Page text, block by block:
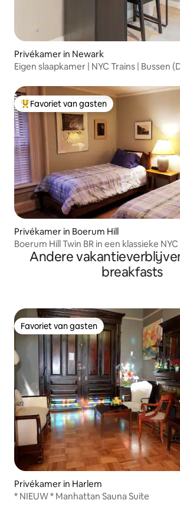
Privékamer in Newark
Eigen slaapkamer | NYC Trains | Bussen
Topfavoriet van gasten
Favoriet van gasten
Privékamer in Boerum Hill
Boerum Hill Twin BR in een klassieke
Andere
breakfasts
Favoriet van gasten
Favoriet van gasten
Privékamer in Harlem
* NIEUW * Manhattan Sauna Suite